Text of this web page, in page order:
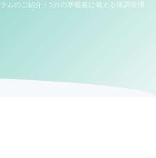
ムのご紹介・5月の寒暖差に備える体調管理